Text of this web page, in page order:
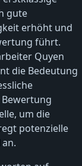
gute
erhöht und
führt.
Quyen
die Bedeutung
um die
potenzielle